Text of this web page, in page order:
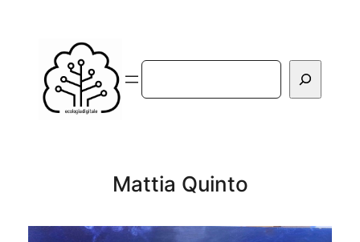
contenuto
Cerca
Mattia Quinto